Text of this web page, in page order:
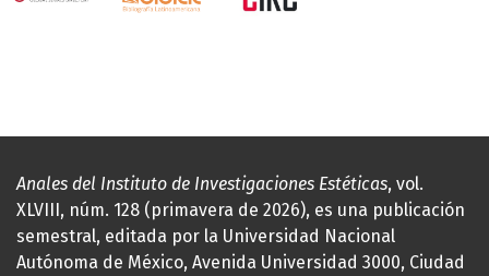
Anales del Instituto de Investigaciones Estéticas, vol.
XLVIII, núm. 128 (primavera de 2026), es una publicación
semestral, editada por la Universidad Nacional
Autónoma de México, Avenida Universidad 3000, Ciudad